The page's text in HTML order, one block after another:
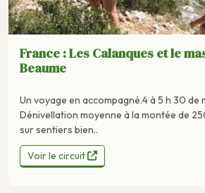
France : Les Calanques et le
Beaume
Un voyage en accompagné.4 à 5 h 30 de
Dénivellation moyenne à la montée de
sur sentiers bien..
Voir le circuit